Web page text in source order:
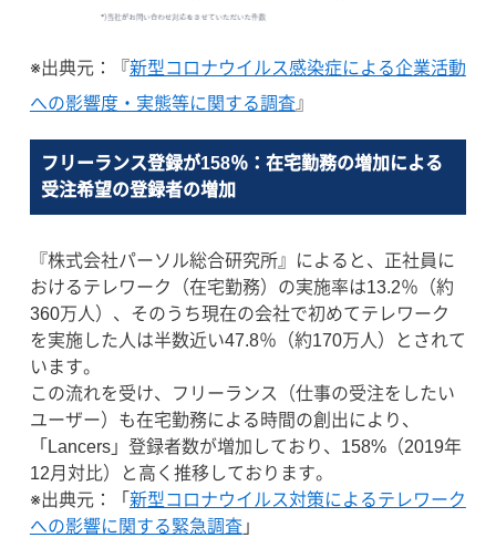
※出典元：『新型コロナウイルス感染症による企業活動
への影響度・実態等に関する調査』
フリーランス登録が158％：在宅勤務の増加による
受注希望の登録者の増加
『株式会社パーソル総合研究所』によると、正社員に
おけるテレワーク（在宅勤務）の実施率は13.2％（約
360万人）、そのうち現在の会社で初めてテレワーク
を実施した人は半数近い47.8％（約170万人）とされて
います。
この流れを受け、フリーランス（仕事の受注をしたい
ユーザー）も在宅勤務による時間の創出により、
「Lancers」登録者数が増加しており、158%（2019年
12月対比）と高く推移しております。
※出典元：「 新型コロナウイルス対策によるテレワーク
への影響に関する緊急調査」